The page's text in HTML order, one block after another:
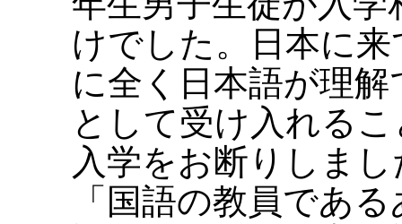
けでした。日本に
に全く日本語が理
として受け入れる
入学をお断りしま
「国語の教員であ